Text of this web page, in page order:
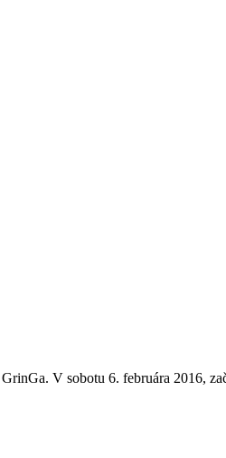
V sobotu 6. februára 2016,